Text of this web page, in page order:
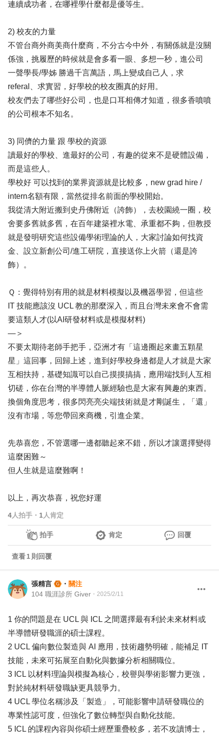
連續成功者，在哪裡學什麼都是優等生。
2) 校友的力量
不管台商外商美商什麼商，不分古今中外，有關係就是沒關
係強，挑履歷的時候就是會多看一眼、多想一秒，進公司
一聲學長/學姊 勝過千言萬語，馬上變成自己人，求
referal、求實習，好學校的校友圈真的好用。
校友們去了哪些好公司，也是口耳相傳才知道，很多香噴噴
的公司根本不知名。
3) 同儕的力量 跟 學校的資源
讀最好的學校、進最好的公司，有趣的從來不是硬體設備，
而是這些人。
學校好 可以找到的業界資源就是比較多，new grad hire /
intern名額有限，當然從排名前面的學校開始。
我從清大附近搬到史丹佛附近（誇飾），去校園繞一圈，校
舍要多舊就多舊，在百年建築裡水電、承重都不夠，但教授
就是發明研究這些設備學術理論的人，大家討論如何找資
金、設立新創公司/進工研院，直接送你上火箭（還是誇
飾）。
Ｑ：覺得特別有用的就是材料模擬以及機器學習，但這些
IT 技能應該沒 UCL 教的那麼深入，而且台灣未來會不會需
要這類人才(以AI研發材料或是模擬材料)
—＞
不要太期待老師手把手，亞洲才有「這邊圈起來畫五顆星
星」這回事，回歸上述，進到好學校身邊都是人才就是大家
互相扶持，基礎知識可以自己摸摸搞搞，應用端找到人互相
切磋，你在台灣的半導體人脈經驗也是大家有興趣的東西。
換個角度思考，很多閃亮亮尖端技術就是才剛誕生，「還」
沒有市場，等您帶回來商機，引進企業。
先恭喜您，不管選哪一邊都聽起來不錯，所以才讓選擇變得
這麼困難～
但人生就是這麼難啊！
以上，再次恭喜，祝您好運
4人拍手 ・ 1 人肯定
拍手 肯定 回覆
查看1 則回覆
張精言 ・ 關注
104 職涯診所 Giver ・ 2025/2/11
1 你的問題是在 UCL 與 ICL 之間選擇最有利於未來材料或
半導體研發職涯的碩士課程。
2 UCL 偏向數位製造與 AI 應用，技術趨勢明確，能補足 IT
技能，未來可拓展至自動化與數據分析相關職位。
3 ICL 以材料理論與模擬為核心，校譽與學術影響力更強，
對於純材料研發職缺更具競爭力。
4 UCL 學位名稱涉及「製造」，可能影響申請研發職位的
專業性認可度，但強化了數位轉型與自動化技能。
5 ICL 的課程內容與你碩士經歷重疊較多，若不攻讀博士，